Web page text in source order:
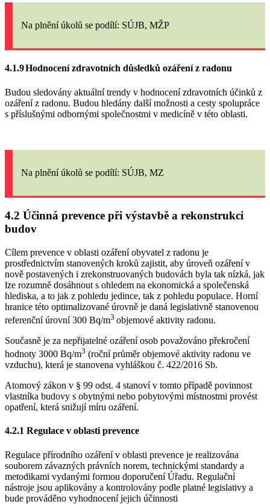
Na plnění úkolů se podílí: SÚJB, MŽP
4.1.9Hodnocení zdravotních důsledků ozáření z radonu
Budou sledovány aktuální trendy v hodnocení zdravotních účinků z
ozáření z radonu. Budou hledány další možnosti a cesty spolupráce
s příslušnými odbornými společnostmi v medicíně v této oblasti.
Na plnění úkolů se podílí: SÚJB, MZ
4.2 Účinná prevence při výstavbě a rekonstrukci
budov
Cílem prevence v oblasti ozáření obyvatel z radonu je
prostřednictvím stanovených kroků zajistit, aby úroveň ozáření v
nově postavených i zrekonstruovaných budovách byla tak nízká, jak
lze rozumně dosáhnout s ohledem na ekonomická a společenská
hlediska, a to jak z pohledu jedince, tak z pohledu populace. Horní
hranice této optimalizované úrovně je daná legislativně stanovenou
referenční úrovní 300 Bq/m3 objemové aktivity radonu.
Současně je za nepřijatelné ozáření osob považováno překročení
hodnoty 3000 Bq/m3 (roční průměr objemové aktivity radonu ve
vzduchu), která je stanovena vyhláškou č. 422/2016 Sb.
Atomový zákon v § 99 odst. 4 stanoví v tomto případě povinnost
vlastníka budovy s obytnými nebo pobytovými místnostmi provést
opatření, která snižují míru ozáření.
4.2.1 Regulace v oblasti prevence
Regulace přírodního ozáření v oblasti prevence je realizována
souborem závazných právních norem, technickými standardy a
metodikami vydanými formou doporučení Úřadu. Regulační
nástroje jsou aplikovány a kontrolovány podle platné legislativy a
bude prováděno vyhodnocení jejich účinnosti